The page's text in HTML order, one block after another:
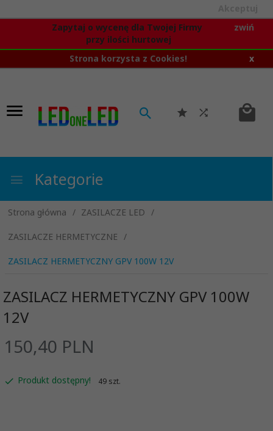
Zapytaj o wycenę dla Twojej Firmy
przy ilości hurtowej
zwiń
Strona korzysta z Cookies! x
Kategorie
Strona główna ZASILACZE LED
ZASILACZE HERMETYCZNE
ZASILACZ HERMETYCZNY GPV 100W 12V
ZASILACZ HERMETYCZNY GPV 100W
12V
150,40 PLN
Produkt dostępny! 49 szt.